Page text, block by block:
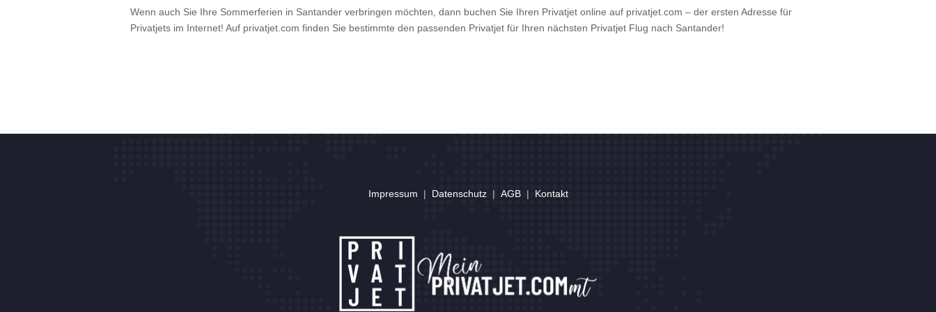
Wenn auch Sie Ihre Sommerferien in Santander verbringen möchten, dann buchen Sie Ihren Privatjet online auf privatjet.com – der ersten Adresse für
Privatjets im Internet! Auf privatjet.com finden Sie bestimmte den passenden Privatjet für Ihren nächsten Privatjet Flug nach Santander!
Impressum | Datenschutz| AGB| Kontakt